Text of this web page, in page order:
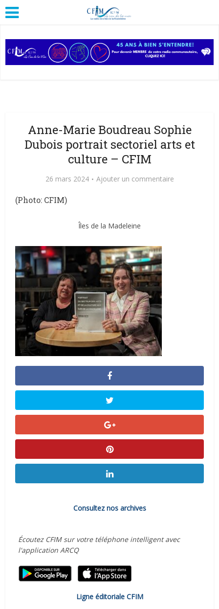
Anne-Marie Boudreau Sophie
Dubois portrait sectoriel arts et
culture – CFIM
26 mars 2024 Ajouter un commentaire
(Photo: CFIM)
Îles de la Madeleine
Consultez nos archives
Écoutez CFIM sur votre téléphone intelligent avec
l'application ARCQ
Ligne éditoriale CFIM